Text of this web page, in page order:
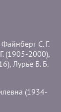
С. Г.
(1905-2000),
Лурье Б. Б.
(1934-